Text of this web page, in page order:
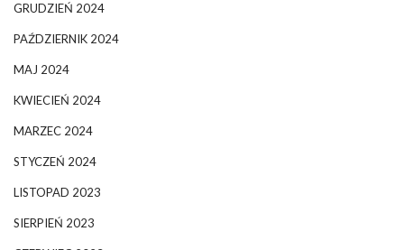
GRUDZIEŃ 2024
PAŹDZIERNIK 2024
MAJ 2024
KWIECIEŃ 2024
MARZEC 2024
STYCZEŃ 2024
LISTOPAD 2023
SIERPIEŃ 2023